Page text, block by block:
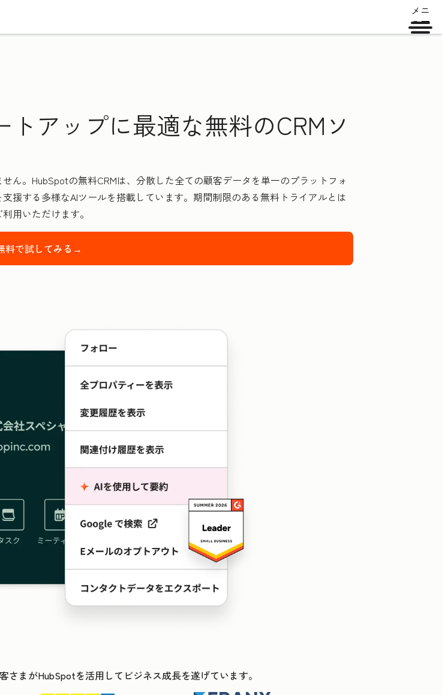
メニ
ュー
アップに最適な無料のCRMソ
ん。HubSpotの無料CRMは、分散した全ての顧客データを単一のプラットフォ
援する多様なAIツールを搭載しています。期間制限のある無料トライアルとは
用いただけます。
料で試してみる→
さまがHubSpotを活用してビジネス成長を遂げています。